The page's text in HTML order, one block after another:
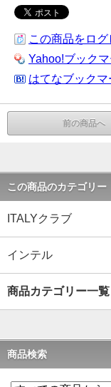
この商品をログ
Yahoo!ブック
はてなブック
前の商品へ
この商品のカテゴリー
ITALYクラブ
インテル
商品カテゴリー一覧
商品検索